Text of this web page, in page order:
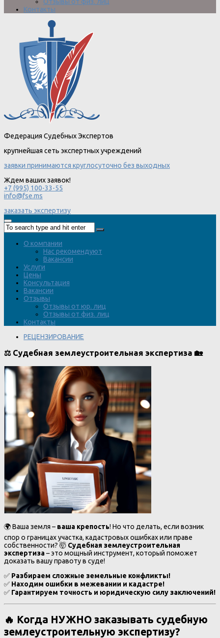
Отзывы от физ. лиц
Контакты
Федерация Судебных Экспертов
крупнейшая сеть экспертных учреждений
заявки принимаются круглосуточно без выходных
Ждем ваших заявок!
+7 (995) 100-33-55
info@fse.ms
заказать экспертизу
О компании
Нас рекомендуют
Вакансии
Услуги
Цены
Консультация
Вакансии
Отзывы
Отзывы от юр. лиц
Отзывы от физ. лиц
Контакты
РЕЦЕНЗИРОВАНИЕ
⚖️ Судебная землеустроительная экспертиза 🏡
🌍 Ваша земля – ваша крепость! Но что делать, если возник
спор о границах участка, кадастровых ошибках или праве
собственности? 🤯 Судебная землеустроительная
экспертиза– это мощный инструмент, который поможет
доказать вашу правоту в суде!
✅ Разбираем сложные земельные конфликты!
✅ Находим ошибки в межевании и кадастре!
✅ Гарантируем точность и юридическую силу заключений!
🔥 Когда НУЖНО заказывать судебную
землеустроительную экспертизу?